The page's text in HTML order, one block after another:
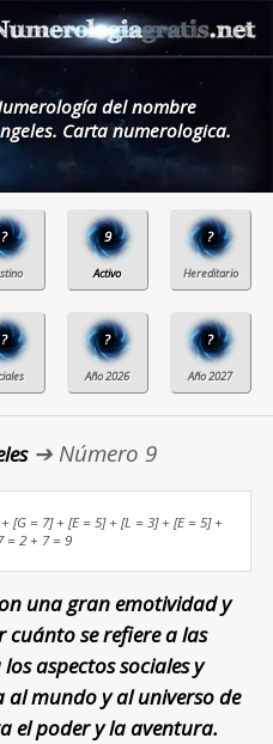
del nombre
Carta numerologica.
? 9 ?
? ? ?
➔ Número 9
[G = 7] + [E = 5] + [L = 3] + [E = 5] +
= 2 + 7 = 9
una gran emotividad y
cuánto se refiere a las
aspectos sociales y
mundo y al universo de
el poder y la aventura.